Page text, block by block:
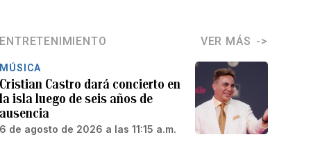
ENTRETENIMIENTO VER MÁS
MÚSICA
Cristian Castro dará concierto en
la isla luego de seis años de
ausencia
6 de agosto de 2026 a las 11:15 a.m.